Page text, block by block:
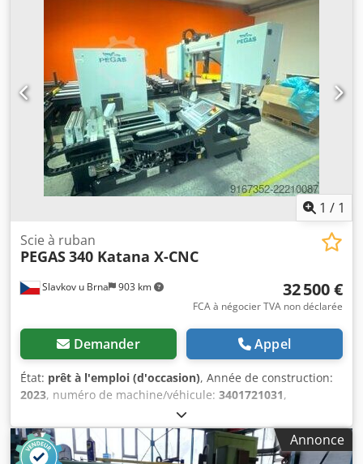
1 / 1
Slavkov u Brna 903 km
Scie à ruban
PEGAS340 Katana X-CNC
32 500 €
FCA à négocier TVA non déclarée
Demander Appel
État: prêt à l'emploi (d'occasion), Année de construction:
2023, numéro de machine/véhicule: 3401721031,
entièrement fonctionnel
fonctionnement:500 h, puissance:4,5 kW (6,12 ch),
tension d'entrée:
400 V , fréquence d'entrée:50 Hz, type de
Annonce